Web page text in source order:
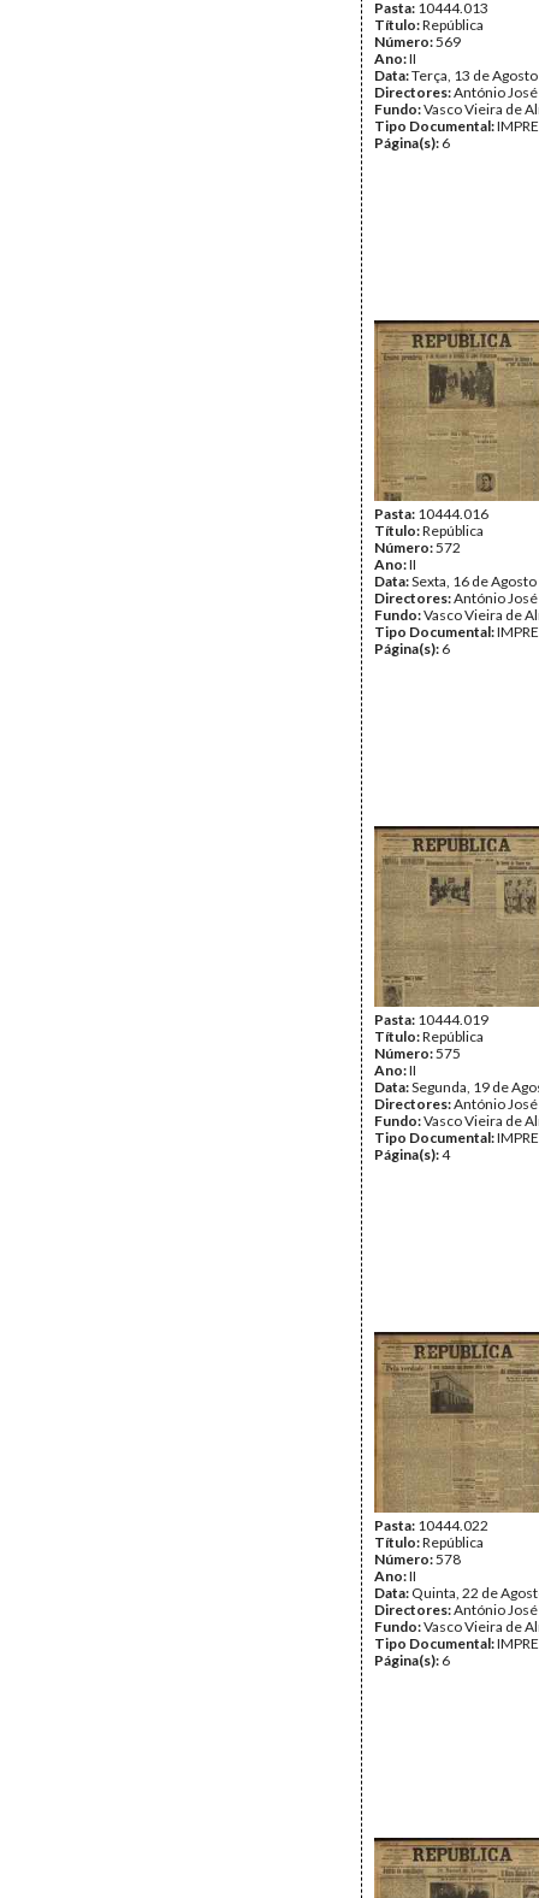
Pasta: 10444.013
Título:República
Número:569
Ano:II
Data:Terça, 13 de
Directores:António
Fundo:Vasco Vieira de
Tipo Documental:
Página(s): 6
Pasta: 10444.016
Título:República
Número:572
Ano:II
Data:Sexta, 16 de
Directores:António
Fundo:Vasco Vieira de
Tipo Documental:
Página(s): 6
Pasta: 10444.019
Título:República
Número:575
Ano:II
Data:Segunda, 19 de
Directores:António
Fundo:Vasco Vieira de
Tipo Documental:
Página(s):4
Pasta: 10444.022
Título:República
Número:578
Ano:II
Data: Quinta, 22 de
Directores:António
Fundo:Vasco Vieira de
Tipo Documental:
Página(s): 6